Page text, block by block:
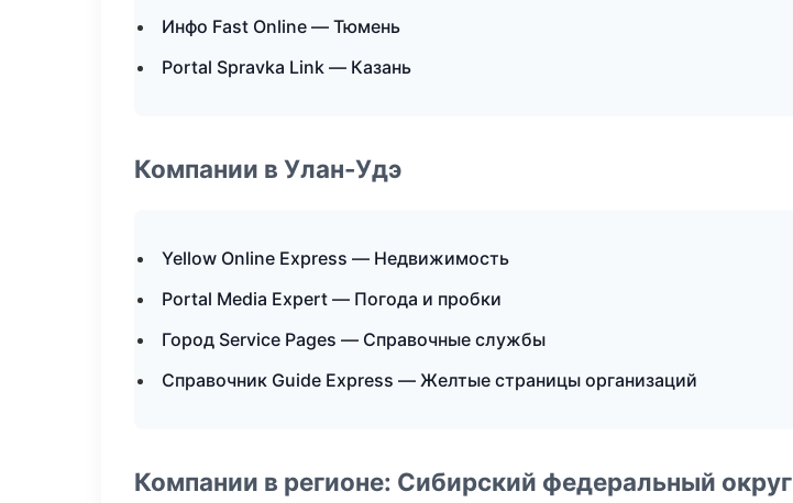
Инфо Fast Online — Тюмень
Portal Spravka Link — Казань
Компании в Улан-Удэ
Yellow Online Express — Недвижимость
Portal Media Expert — Погода и пробки
Город Service Pages — Справочные службы
Справочник Guide Express — Желтые страницы организаций
Компании в регионе: Сибирский федеральный округ